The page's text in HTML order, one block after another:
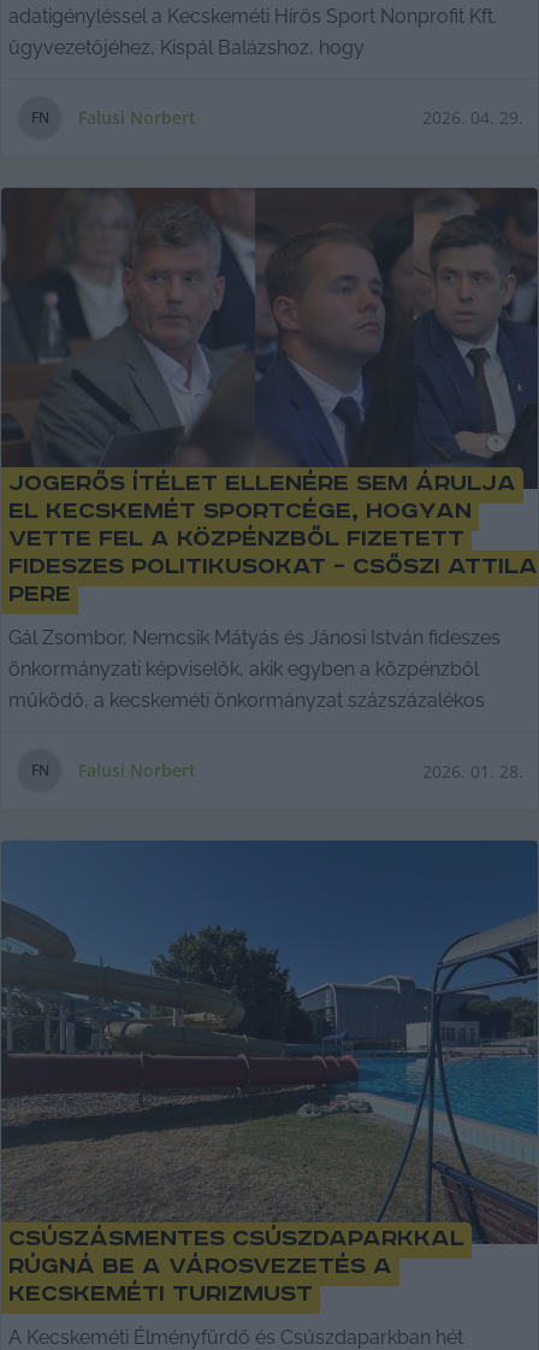
adatigényléssel a Kecskeméti Hírös Sport Nonprofit Kft.
ügyvezetőjéhez, Kispál Balázshoz, hogy
FN Falusi Norbert 2026. 04. 29.
Jogerős ítélet ellenére sem árulja
el Kecskemét sportcége, hogyan
vette fel a közpénzből fizetett
fideszes politikusokat – Csőszi Attila
pere
Gál Zsombor, Nemcsik Mátyás és Jánosi István fideszes
önkormányzati képviselők, akik egyben a közpénzből
működő, a kecskeméti önkormányzat százszázalékos
FN Falusi Norbert 2026. 01. 28.
Csúszásmentes csúszdaparkkal
rúgná be a városvezetés a
kecskeméti turizmust
A Kecskeméti Élményfürdő és Csúszdaparkban hét